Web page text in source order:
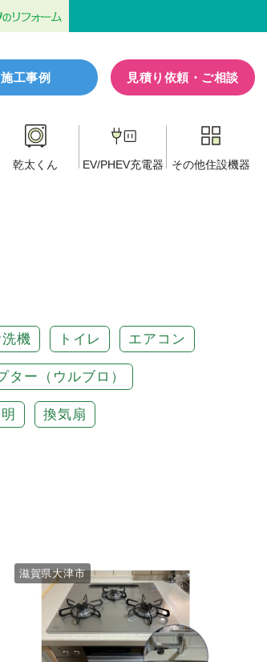
施工事例 見積り依頼・ご相談
乾太くん EV/PHEV充電器 その他住設機器
機 トイレ エアコン
ター（ウルブロ）
換気扇
滋賀県大津市